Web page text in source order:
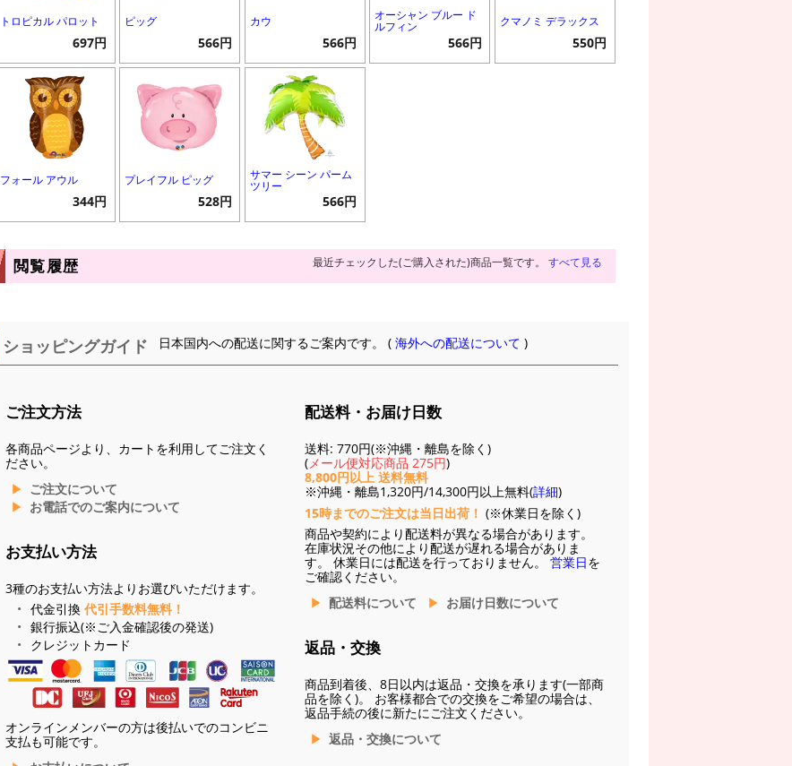
トロピカル パロット
697円
ピッグ
566円
カウ
566円
オーシャン ブルー ド
ルフィン
566円
クマノミ デラックス
550円
フォール アウル
344円
プレイフル ピッグ
528円
サマー シーン パーム
ツリー
566円
閲覧履歴 最近チェックした(ご購入された)商品一覧です。 すべて見る
ショッピングガイド 日本国内への配送に関するご案内です。 (海外への配送について )
ご注文方法
各商品ページより、カートを利用してご注文く
ださい。
ご注文について
お電話でのご案内について
お支払い方法
3種のお支払い方法よりお選びいただけます。
代金引換 代引手数料無料！
銀行振込(※ご入金確認後の発送)
クレジットカード
オンラインメンバーの方は後払いでのコンビニ
支払も可能です。
配送料・お届け日数
送料: 770円(※沖縄・離島を除く)
(メール便対応商品 275円)
8,800円以上 送料無料
※沖縄・離島1,320円/14,300円以上無料(詳細)
15時までのご注文は当日出荷！ (※休業日を除く)
商品や契約により配送料が異なる場合があります。
在庫状況その他により配送が遅れる場合がありま
す。 休業日には配送を行っておりません。 営業日を
ご確認ください。
配送料について
お届け日数について
返品・交換
商品到着後、8日以内は返品・交換を承ります(一部商
品を除く)。 お客様都合での交換をご希望の場合は、
返品手続の後に新たにご注文ください。
返品・交換について